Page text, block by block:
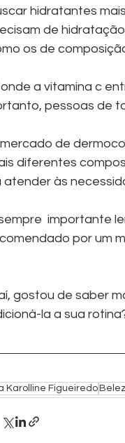
hidratantes
de
os de
pessoas de
de
diferentes
atender às
importante
por um
gostou de saber
la a sua
Karolline Figueiredo